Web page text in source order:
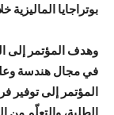
بوتراجايا الماليزية خلال الفترة
وهدف المؤتمر إلى
في مجال هندسة
المؤتمر إلى توفير
الطلبة، والتعلّم من